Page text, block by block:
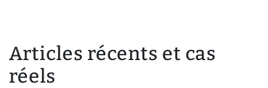
Articles récents et cas
réels